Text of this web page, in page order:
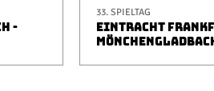
-
33. SPIELTAG
EINTRACHT